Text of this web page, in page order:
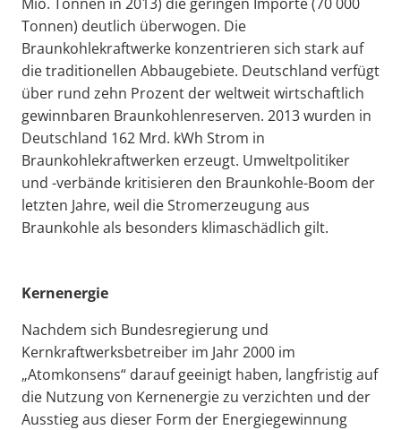
Tonnen) deutlich überwogen. Die
Braunkohlekraftwerke konzentrieren sich stark auf
die traditionellen Abbaugebiete. Deutschland verfügt
über rund zehn Prozent der weltweit wirtschaftlich
gewinnbaren Braunkohlenreserven. 2013 wurden in
Deutschland 162 Mrd. kWh Strom in
Braunkohlekraftwerken erzeugt. Umweltpolitiker
und -verbände kritisieren den Braunkohle-Boom der
letzten Jahre, weil die Stromerzeugung aus
Braunkohle als besonders klimaschädlich gilt.
Kernenergie
Nachdem sich Bundesregierung und
Kernkraftwerksbetreiber im Jahr 2000 im
„Atomkonsens“ darauf geeinigt haben, langfristig auf
die Nutzung von Kernenergie zu verzichten und der
Ausstieg aus dieser Form der Energiegewinnung